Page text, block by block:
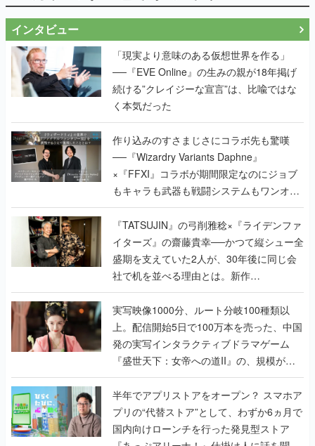
インタビュー
「現実より意味のある仮想世界を作る」
──『EVE Online』の生みの親が18年掲げ
続ける”クレイジーな宣言”は、比喩ではな
く本気だった
作り込みのすさまじさにコラボ先も驚嘆
──『Wizardry Variants Daphne』
×『FFXI』コラボが期間限定なのにジョブ
もキャラも武器も戦闘システムもワンオフ
で作り込まれた理由を両ディレクターに聞
く
『TATSUJIN』の弓削雅稔×『ライデンファ
イターズ』の齋藤貴幸──かつて縦シュー全
盛期を支えていた2人が、30年後に同じ会
社で机を並べる理由とは。新作
『TATSUJIN EXTREME』で初タッグを組
んだレジェンド2人に訊く開発秘話
実写映像1000分、ルート分岐100種類以
上。配信開始5日で100万本を売った、中国
発の実写インタラクティブドラマゲーム
『盛世天下：女帝への道II』の、規模が違
うこだわりをプロデューサーに聞いた
半年でアプリストアをオープン？ スマホア
プリの“代替ストア”として、わずか6ヵ月で
国内向けローンチを行った発見型ストア